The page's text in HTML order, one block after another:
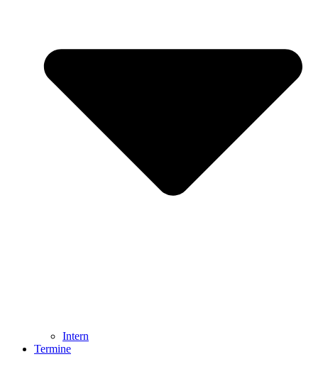
Intern
Termine